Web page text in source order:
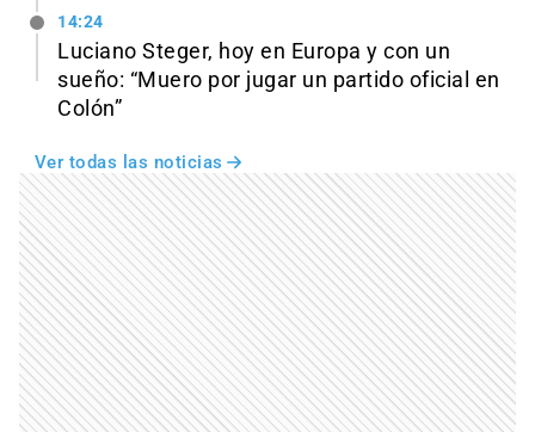
14:24
Luciano Steger, hoy en Europa y con un
sueño: “Muero por jugar un partido oficial en
Colón”
Ver todas las noticias